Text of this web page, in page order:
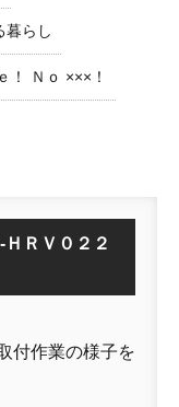
暮らし
！ Ｎｏ ×××！
ＲＶ０２２
付作業の様子を